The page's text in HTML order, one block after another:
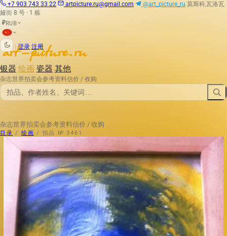
+7 903 743 33 22 artpicture.ru@gmail.com @art_picture_ru 莫斯科,瓦洛瓦
娅街 8 号 · 1 栋
₽RUB
登录 注册
银器 绘画 瓷器 其他
杂志世界拍卖会参考资料估价 / 收购
杂志世界拍卖会参考资料估价 / 收购
目录 / 绘画 / 拍品 № 3461